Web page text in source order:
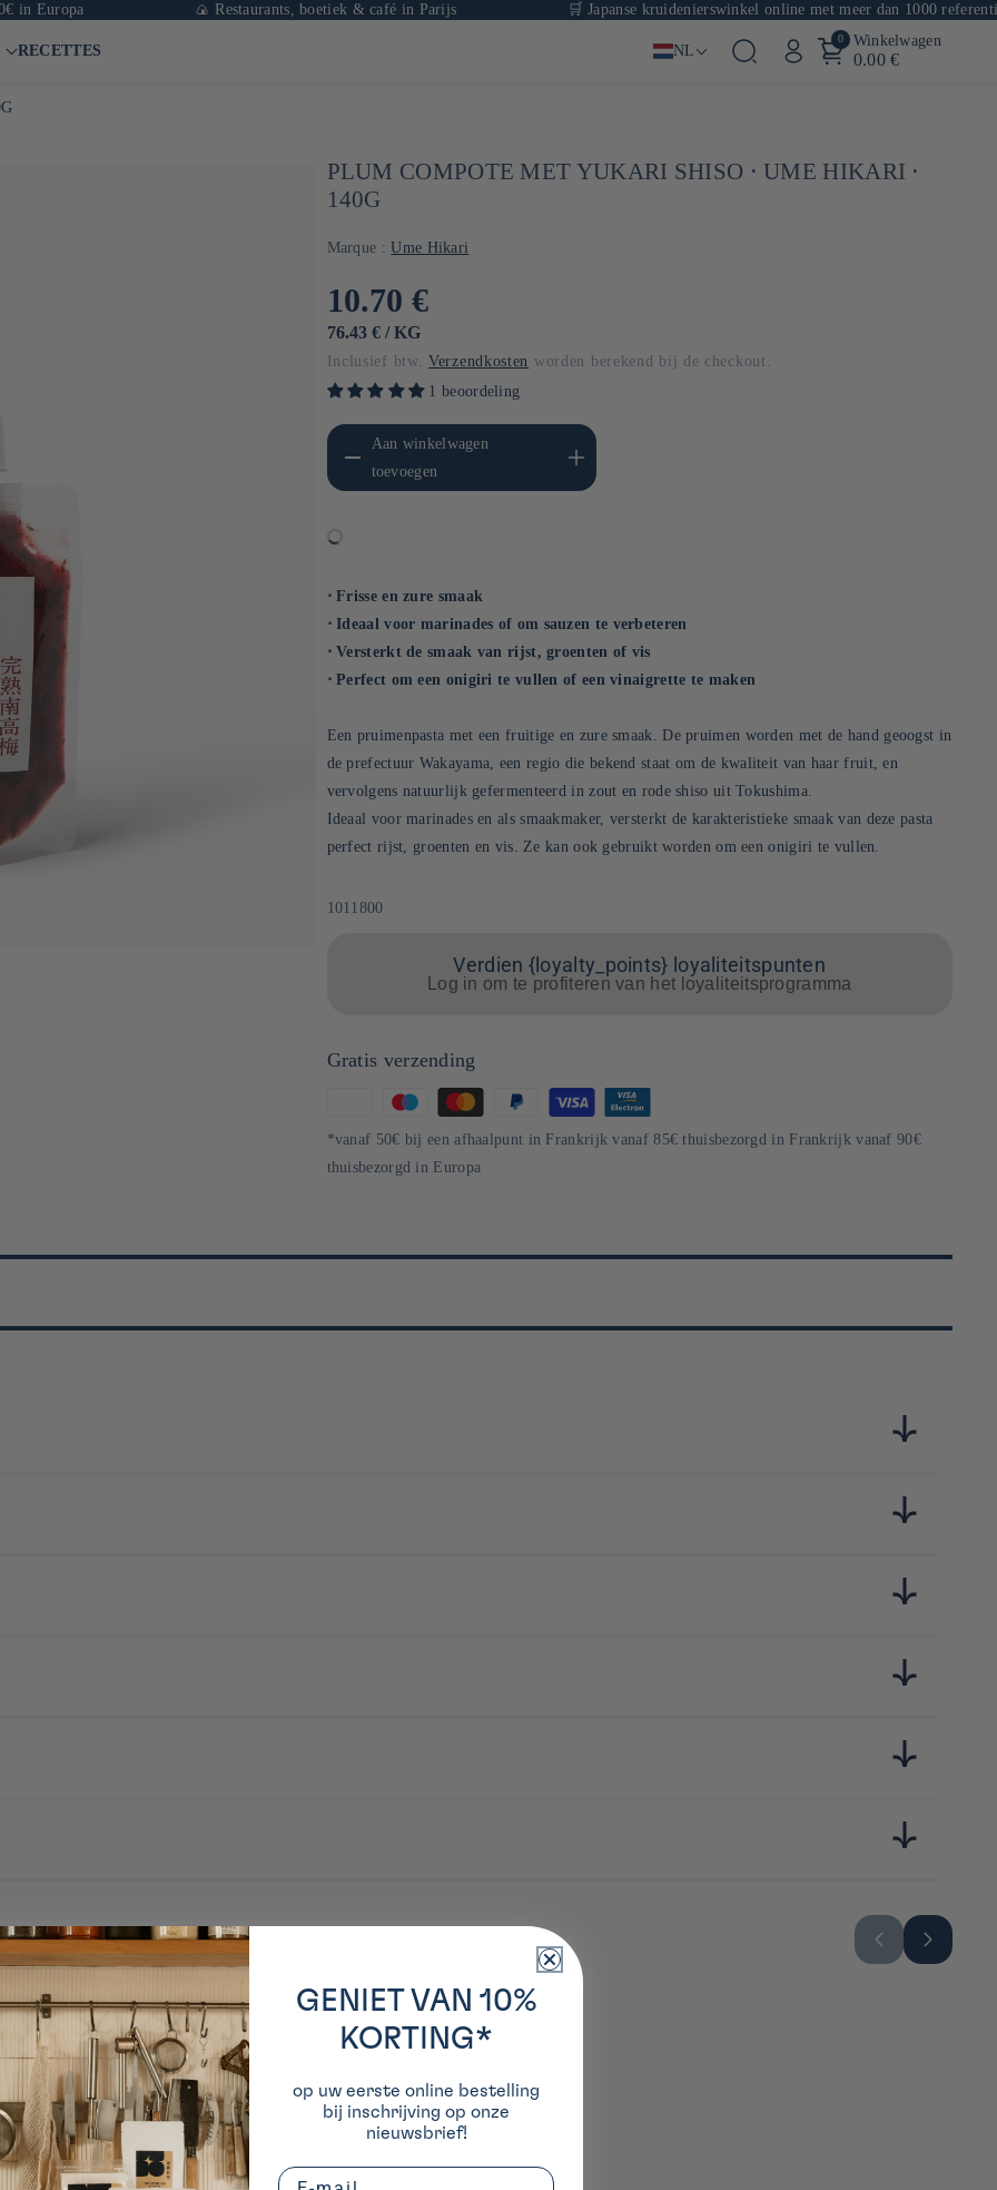
🍙 Restaurants, boetiek & café in Parijs 🛒 Japanse kruidenierswinkel online met meer dan 1000 referenties
RECETTES NL
0 Winkelwagen
0.00 €
PLUM COMPOTE MET YUKARI SHISO ⋅ UME HIKARI ⋅
140G
Marque : Ume Hikari
Normale
prijs
10.70 €
EENHEIDSPRIJS
76.43 € / PER
KG
Inclusief btw.Verzendkosten worden berekend bij de checkout.
1 beoordeling
Aantal verlagen voor Default
Aan winkelwagen
toevoegen
Aantal verhogen voor Default
Title
⋅ Frisse en zure smaak
⋅ Ideaal voor marinades of om sauzen te verbeteren
⋅ Versterkt de smaak van rijst, groenten of vis
⋅ Perfect om een onigiri te vullen of een vinaigrette te maken
Een pruimenpasta met een fruitige en zure smaak. De pruimen worden met de hand geoogst in
de prefectuur Wakayama, een regio die bekend staat om de kwaliteit van haar fruit, en
vervolgens natuurlijk gefermenteerd in zout en rode shiso uit Tokushima.
Ideaal voor marinades en als smaakmaker, versterkt de karakteristieke smaak van deze pasta
perfect rijst, groenten en vis. Ze kan ook gebruikt worden om een onigiri te vullen.
SKU:
1011800
Verdien {loyalty_points} loyaliteitspunten
Log in om te profiteren van het loyaliteitsprogramma
Gratis verzending
Betaalmethoden
*vanaf 50€ bij een afhaalpunt in Frankrijk vanaf 85€ thuisbezorgd in Frankrijk vanaf 90€
thuisbezorgd in Europa
a pour objectif de développer une gamme de produits à base de prunes, en mettant l'accent sur le goût naturel et fruité des prunes,
GENIET VAN 10%
KORTING*
op uw eerste online bestelling
bij inschrijving op onze
nieuwsbrief!
Email